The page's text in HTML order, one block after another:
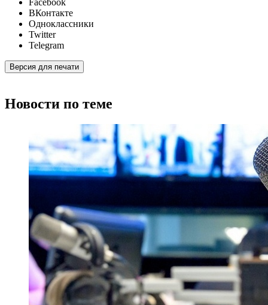
Facebook
ВКонтакте
Одноклассники
Twitter
Telegram
Версия для печати
Новости по теме